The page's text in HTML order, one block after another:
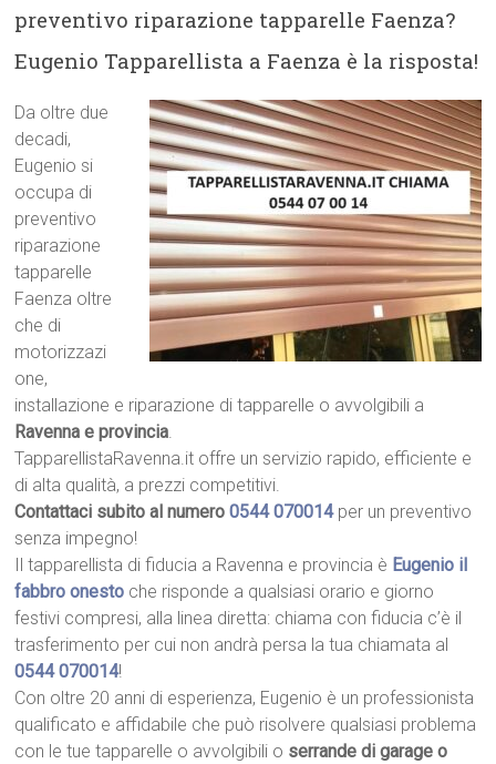
preventivo riparazione tapparelle Faenza?
Eugenio Tapparellista a Faenza è la risposta!
Da oltre due
decadi,
Eugenio si
occupa di
preventivo
riparazione
tapparelle
Faenza oltre
che di
motorizzazi
one,
installazione e riparazione di tapparelle o avvolgibili a
Ravenna e provincia.
TapparellistaRavenna.it offre un servizio rapido, efficiente e
di alta qualità, a prezzi competitivi.
Contattaci subito al numero0544 070014per un preventivo
senza impegno!
Il tapparellista di fiducia a Ravenna e provincia è Eugenio il
fabbro onesto che risponde a qualsiasi orario e giorno
festivi compresi, alla linea diretta: chiama con fiducia c’è il
trasferimento per cui non andrà persa la tua chiamata al
0544 070014!
Con oltre 20 anni di esperienza, Eugenio è un professionista
qualificato e affidabile che può risolvere qualsiasi problema
con le tue tapparelle o avvolgibili o serrande di garage o